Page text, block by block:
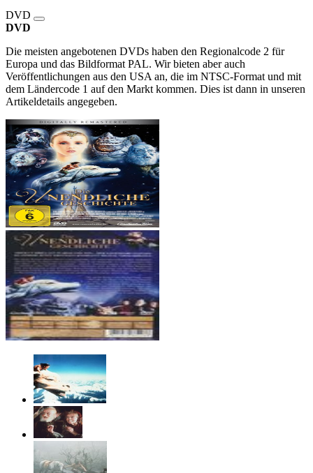
DVD
DVD
Die meisten angebotenen DVDs haben den Regionalcode 2 für
Europa und das Bildformat PAL. Wir bieten aber auch
Veröffentlichungen aus den USA an, die im NTSC-Format und mit
dem Ländercode 1 auf den Markt kommen. Dies ist dann in unseren
Artikeldetails angegeben.